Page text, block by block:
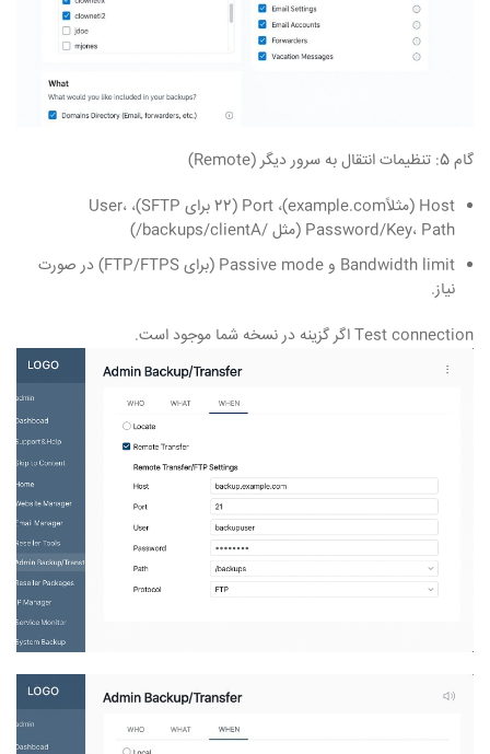
گام 5: تنظیمات انتقال به سرور دیگر
(Remote)
Host (مثلاًexample.com)، Port (22 برای SFTP)، User،
Password/Key، Path (مثل /backups/clientA/)
Bandwidth limit و Passive mode (برای FTP/FTPS) در صورت
نیاز.
Test connection اگر گزینه در نسخه شما موجود است.